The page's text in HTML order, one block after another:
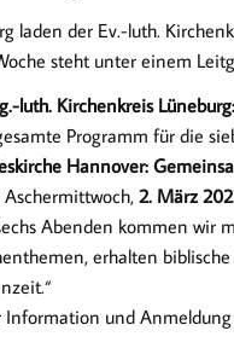
laden der Ev.-luth.
steht unter einem
luth. Kirchenkreis Lüneburg:
Programm für die
Hannover:
Aschermittwoch,2. März
Abenden kommen wir
erhalten
Information und